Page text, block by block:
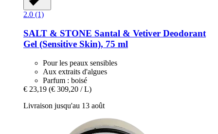
2.0 (1)
SALT & STONE Santal & Vetiver Deodorant
Gel (Sensitive Skin), 75 ml
Pour les peaux sensibles
Aux extraits d'algues
Parfum : boisé
€ 23,19 (€ 309,20 / L)
Livraison jusqu'au 13 août